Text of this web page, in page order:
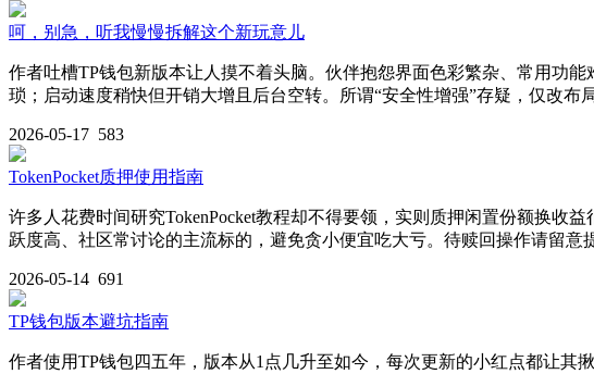
呵，别急，听我慢慢拆解这个新玩意儿
作者吐槽TP钱包新版本让人摸不着头脑。伙伴抱怨界面色彩繁杂、常用功
琐；启动速度稍快但开销大增且后台空转。所谓“安全性增强”存疑，仅改
2026-05-17 583
TokenPocket质押使用指南
许多人花费时间研究TokenPocket教程却不得要领，实则质押闲置份额换收
跃度高、社区常讨论的主流标的，避免贪小便宜吃大亏。待赎回操作请留意
2026-05-14 691
TP钱包版本避坑指南
作者使用TP钱包四五年，版本从1点几升至如今，每次更新的小红点都让